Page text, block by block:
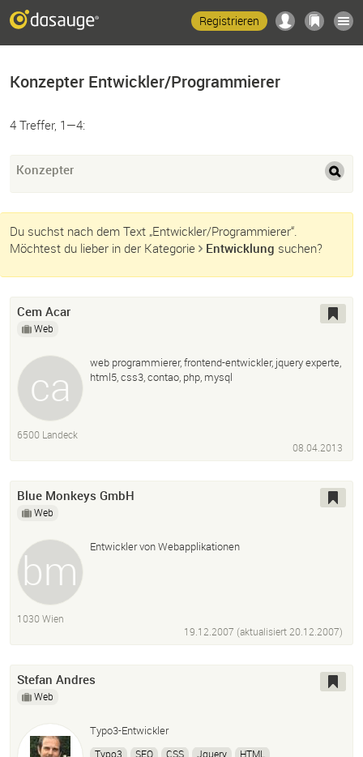
Registrieren
Konzepter Entwickler/Programmierer
4 Treffer, 1—4:
Konzepter
Du suchst nach dem Text „Entwickler/Programmierer“.
Möchtest du lieber in der Kategorie
Entwicklung suchen?
Cem Acar
Web
web programmierer, frontend-entwickler, jquery experte,
html5, css3, contao, php, mysql
6500 Landeck
08.04.2013
Blue Monkeys GmbH
Web
Entwickler von Webapplikationen
1030 Wien
19.12.2007 (aktualisiert20.12.2007)
Stefan Andres
Web
Typo3-Entwickler
Typo3 SEO CSS Jquery HTML